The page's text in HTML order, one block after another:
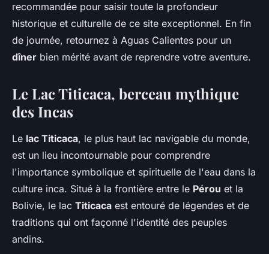
recommandée pour saisir toute la profondeur
historique et culturelle de ce site exceptionnel. En fin
de journée, retournez à Aguas Calientes pour un
dîner bien mérité avant de reprendre votre aventure.
Le Lac Titicaca, berceau mythique
des Incas
Le lac Titicaca, le plus haut lac navigable du monde,
est un lieu incontournable pour comprendre
l'importance symbolique et spirituelle de l'eau dans la
culture inca. Situé à la frontière entre le Pérou et la
Bolivie, le lac Titicaca est entouré de légendes et de
traditions qui ont façonné l'identité des peuples
andins.